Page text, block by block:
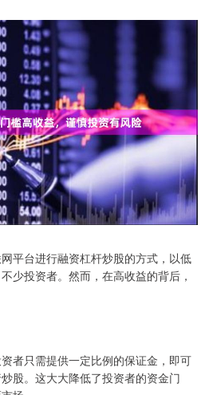
平台进行融资杠杆炒股的方式，以低
少投资者。然而，在高收益的背后，
者只需提供一定比例的保证金，即可
股。这大大降低了投资者的资金门